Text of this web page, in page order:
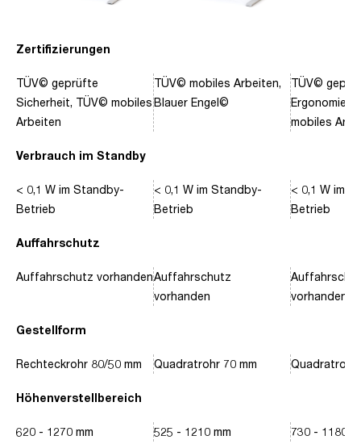
Zertifizierungen
Verbrauch im Standby
Auffahrschutz
Gestellform
Höhenverstellbereich
TÜV© geprüfte
Sicherheit, TÜV© mobiles
Arbeiten
< 0,1 W im Standby-
Betrieb
Auffahrschutz vorhanden
Rechteckrohr 80/50 mm
620 - 1270 mm
TÜV© mobiles Arbeiten,
Blauer Engel©
< 0,1 W im Standby-
Betrieb
Auffahrschutz
vorhanden
Quadratrohr 70 mm
525 - 1210 mm
TÜV©
Ergonomie,
mobiles
< 0,1 W im
Betrieb
vorhanden
Quadratrohr
730 - 1180